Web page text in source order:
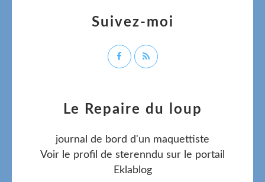
Le Repaire du loup
journal de bord d'un maquettiste
Voir le profil de sterenndu sur le portail
Eklablog
Suivez-moi